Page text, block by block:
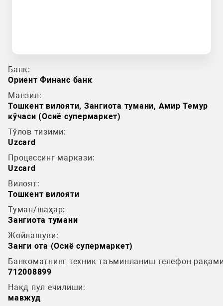
Банк:
Ориент Финанс банк
Манзил:
Тошкент вилояти, Зангиота тумани, Амир Темур
кўчаси (Осиё супермаркет)
Тўлов тизими:
Uzcard
Процессинг маркази:
Uzcard
Вилоят:
Тошкент вилояти
Туман/шаҳар:
Зангиота тумани
Жойлашуви:
Занги ота (Осиё супермаркет)
Банкоматнинг техник таъминланиш телефон
712008899
Нақд пул ечилиши:
мавжуд